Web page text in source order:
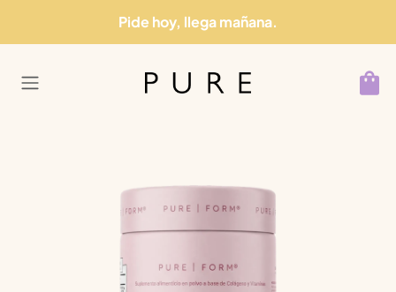
Pide hoy, llega mañana.